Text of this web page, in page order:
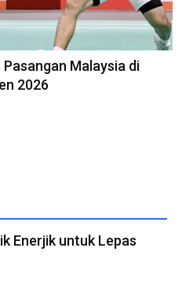
Malaysia di
2026
Enerjik untuk Lepas